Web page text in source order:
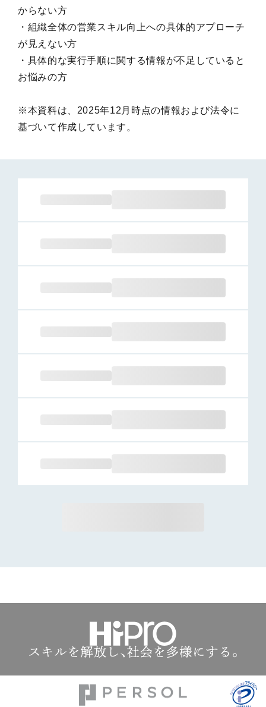
からない方
・組織全体の営業スキル向上への具体的アプローチ
が見えない方
・具体的な実行手順に関する情報が不足していると
お悩みの方
※本資料は、2025年12月時点の情報および法令に
基づいて作成しています。